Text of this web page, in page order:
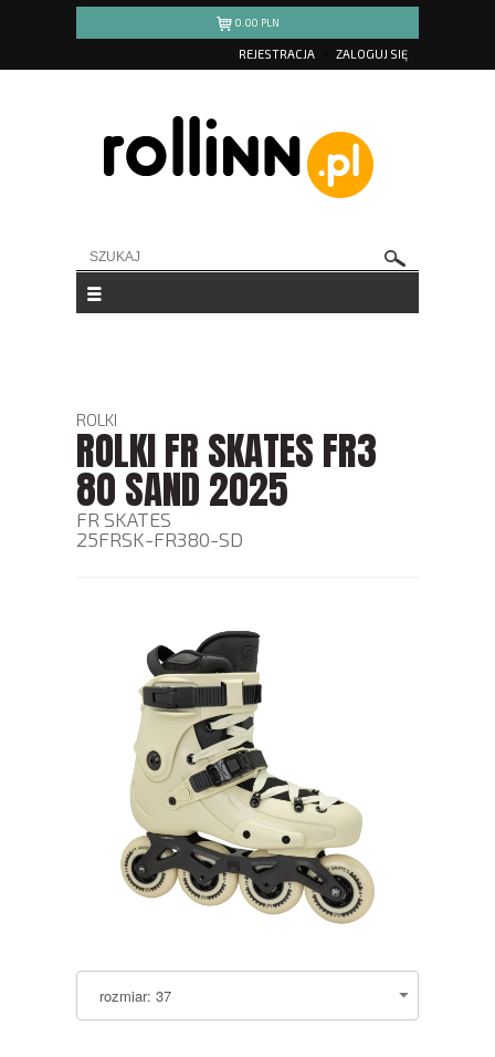
0.00 PLN
REJESTRACJA ZALOGUJ SIĘ
ROLKI
ROLKI FR SKATES FR3
80 SAND 2025
FR SKATES
25FRSK-FR380-SD